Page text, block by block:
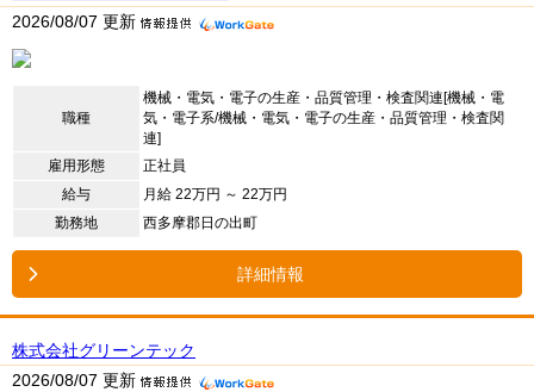
2026/08/07 更新
職種
機械・電気・電子の生産・品質管理・検査関連[機械・電
気・電子系/機械・電気・電子の生産・品質管理・検査関
連]
雇用形態
正社員
給与
月給 22万円 ～ 22万円
勤務地
西多摩郡日の出町
詳細情報
株式会社グリーンテック
2026/08/07 更新